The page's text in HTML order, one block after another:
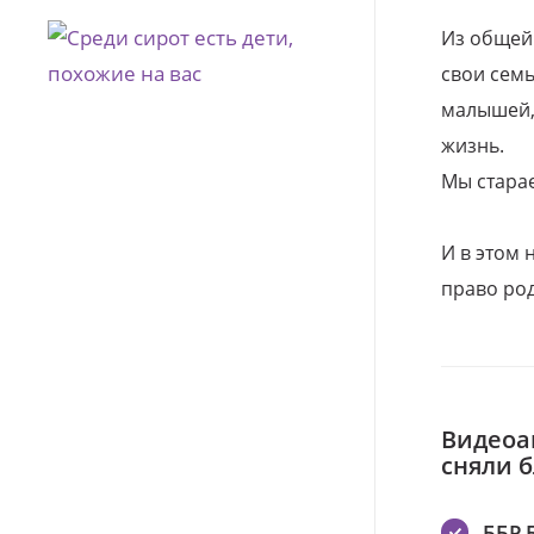
Из общей
свои
малышей,
жизнь.
Мы
И в этом
право
сняли